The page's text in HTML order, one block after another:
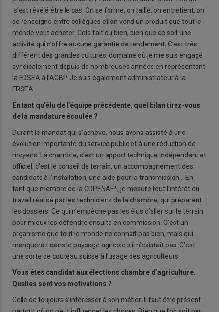
s’est révélé être le cas. On se forme, on taille, on entretient, on
se renseigne entre collègues et on vend un produit que tout le
monde veut acheter. Cela fait du bien, bien que ce soit une
activité qui n’offre aucune garantie de rendement. C’est très
différent des grandes cultures, domaine où je me suis engagé
syndicalement depuis de nombreuses années en représentant
la FDSEA à l’AGBP. Je suis également administrateur à la
FRSEA.
En tant qu’élu de l’équipe précédente, quel bilan tirez-vous
de la mandature écoulée ?
Durant le mandat qui s’achève, nous avons assisté à une
évolution importante du service public et à une réduction de
moyens. La chambre, c’est un apport technique indépendant et
officiel, c’est le conseil de terrain, un accompagnement des
candidats à l’installation, une aide pour la transmission… En
tant que membre de la CDPENAF*, je mesure tout l’intérêt du
travail réalisé par les techniciens de la chambre, qui préparent
les dossiers. Ce qui n’empêche pas les élus d’aller sur le terrain
pour mieux les défendre ensuite en commission. C’est un
organisme que tout le monde ne connaît pas bien, mais qui
manquerait dans le paysage agricole s’il n’existait pas. C’est
une sorte de couteau suisse à l’usage des agriculteurs.
Vous êtes candidat aux élections chambre d’agriculture.
Quelles sont vos motivations ?
Celle de toujours s’intéresser à son métier. Il faut être présent